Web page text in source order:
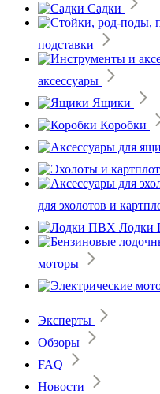
Садки
подставки
аксессуары
Ящики
Коробки
для эхолотов и
Лодки
моторы
Эксперты
Обзоры
FAQ
Новости